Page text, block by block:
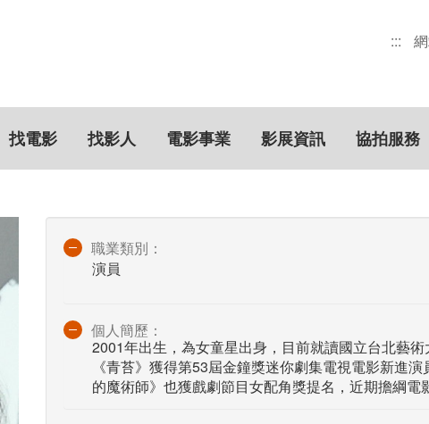
:::
找電影 找影人 電影事業 影展資訊 協拍服務
職業類別：
演員
個人簡歷：
2001年出生，為女童星出身，目前就讀國立台北藝
《青苔》獲得第53屆金鐘獎迷你劇集電視電影新進
的魔術師》也獲戲劇節目女配角獎提名，近期擔綱電